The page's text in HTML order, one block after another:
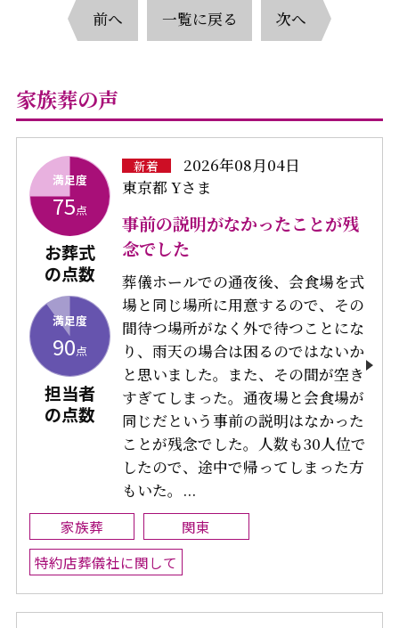
前へ 一覧に戻る 次へ
家族葬の声
満足度
75点
お葬式
の点数
満足度
90点
担当者
の点数
新着
2026年08月04日
東京都 Yさま
事前の説明がなかったことが残
念でした
葬儀ホールでの通夜後、会食場を式
場と同じ場所に用意するので、その
間待つ場所がなく外で待つことにな
り、雨天の場合は困るのではないか
と思いました。また、その間が空き
すぎてしまった。通夜場と会食場が
同じだという事前の説明はなかった
ことが残念でした。人数も30人位で
したので、途中で帰ってしまった方
もいた。...
家族葬
関東
特約店葬儀社に関して